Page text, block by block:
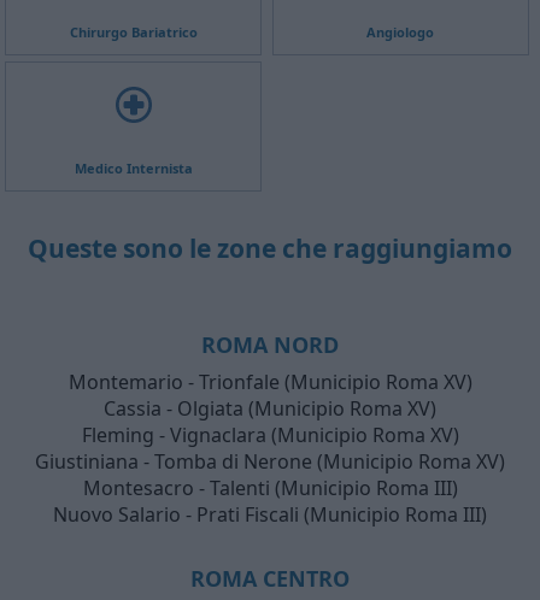
Chirurgo Bariatrico Angiologo
Medico Internista
Queste sono le zone che raggiungiamo
ROMA NORD
Montemario - Trionfale (Municipio Roma XV)
Cassia - Olgiata (Municipio Roma XV)
Fleming - Vignaclara (Municipio Roma XV)
Giustiniana - Tomba di Nerone (Municipio Roma XV)
Montesacro - Talenti (Municipio Roma III)
Nuovo Salario - Prati Fiscali (Municipio Roma III)
ROMA CENTRO